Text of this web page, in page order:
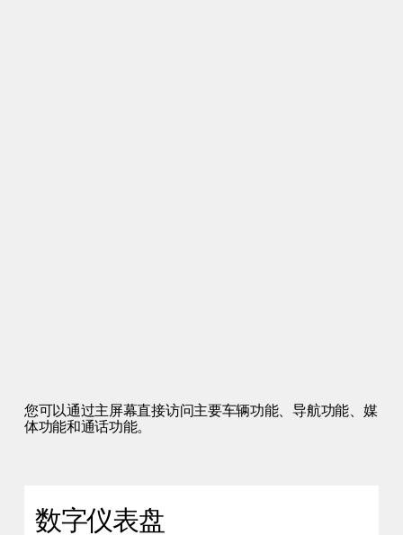
您可以通过主屏幕直接访问主要车辆功能、导航功能、媒
体功能和通话功能。
数字仪表盘